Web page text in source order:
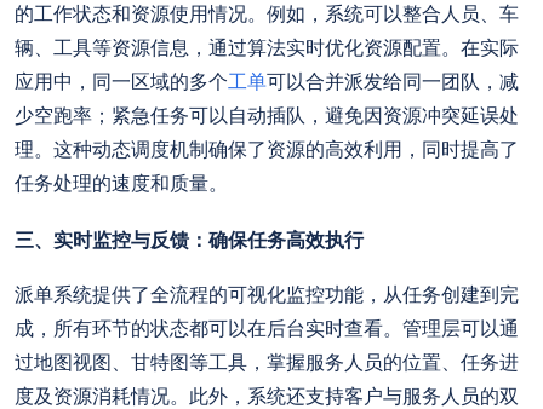
的工作状态和资源使用情况。例如，系统可以整合人员、车
辆、工具等资源信息，通过算法实时优化资源配置。在实际
应用中，同一区域的多个工单可以合并派发给同一团队，减
少空跑率；紧急任务可以自动插队，避免因资源冲突延误处
理。这种动态调度机制确保了资源的高效利用，同时提高了
任务处理的速度和质量。
三、实时监控与反馈：确保任务高效执行
派单系统提供了全流程的可视化监控功能，从任务创建到完
成，所有环节的状态都可以在后台实时查看。管理层可以通
过地图视图、甘特图等工具，掌握服务人员的位置、任务进
度及资源消耗情况。此外，系统还支持客户与服务人员的双